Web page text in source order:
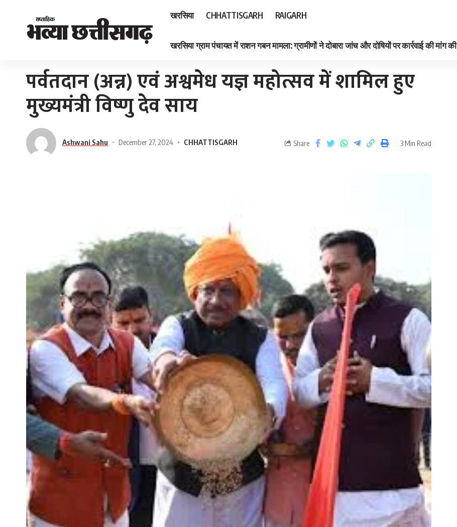
खरसिया CHHATTISGARH RAIGARH
खरसिया ग्राम पंचायत में राशन गबन मामला: ग्रामीणों ने दोबारा जांच और दोषियों पर कार्रवाई की मांग की
पर्वतदान (अन्न) एवं अश्वमेध यज्ञ महोत्सव में शामिल हुए
मुख्यमंत्री विष्णु देव साय
Ashwani Sahu December 27, 2024 CHHATTISGARH Share 3 Min Read